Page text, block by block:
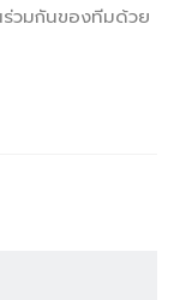
ร่วมกันของทีมด้วย